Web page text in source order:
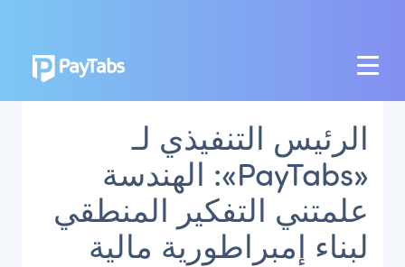
المنتجات
تطبيق بايمز الشامل
التوسع
منصة تنظيم المدفوعات
الرئيس التنفيذي لـ
«PayTabs»: الهندسة
علمتني التفكير المنطقي
لبناء إمبراطورية مالية